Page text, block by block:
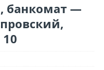
банкомат —